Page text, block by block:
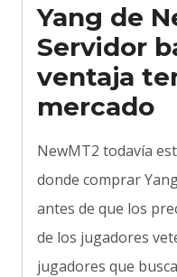
Yang de
Servidor
ventaja
mercado
NewMT2 todavía
donde comprar
antes de que los
de los jugadores
jugadores que